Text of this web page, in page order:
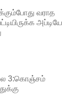
வராத
அப்டியே
3:கொஞ்சம்